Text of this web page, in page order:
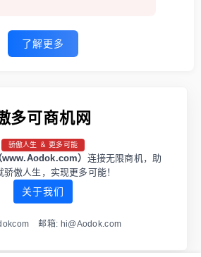
了解更多
多可商机网
骄傲人生 ＆ 更多可能
） 连接无限商机，助
傲人生，实现更多可能！
关于我们
邮箱: hi@Aodok.com